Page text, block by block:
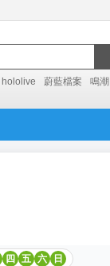
hololive 蔚藍檔案 鳴潮
四 五 六 日